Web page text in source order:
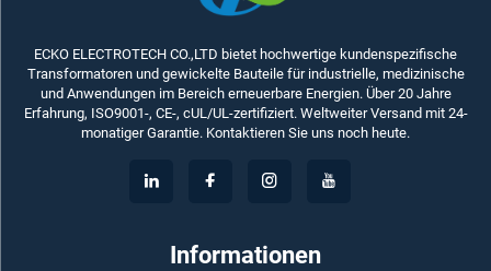
ECKO ELECTROTECH CO.,LTD bietet hochwertige kundenspezifische
Transformatoren und gewickelte Bauteile für industrielle, medizinische
und Anwendungen im Bereich erneuerbare Energien. Über 20 Jahre
Erfahrung, ISO9001-, CE-, cUL/UL-zertifiziert. Weltweiter Versand mit 24-
monatiger Garantie. Kontaktieren Sie uns noch heute.
Informationen